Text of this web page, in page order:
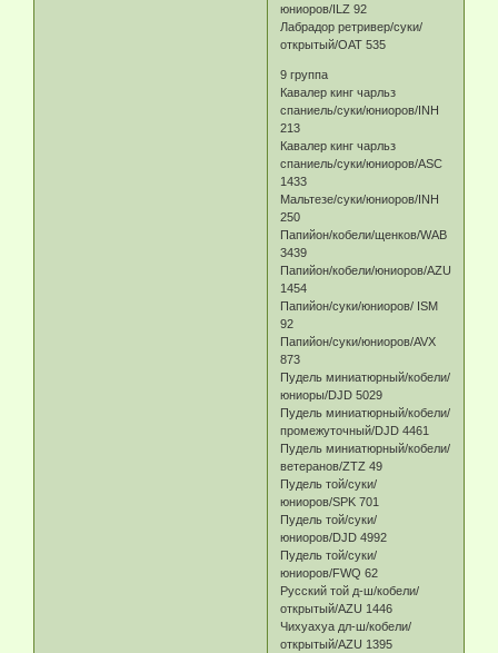
юниоров/ILZ 92
Лабрадор ретривер/суки/
открытый/OAT 535
9 группа
Кавалер кинг чарльз
спаниель/суки/юниоров/INH
213
Кавалер кинг чарльз
спаниель/суки/юниоров/ASC
1433
Мальтезе/суки/юниоров/INH
250
Папийон/кобели/щенков/WAB
3439
Папийон/кобели/юниоров/AZU
1454
Папийон/суки/юниоров/ ISM
92
Папийон/суки/юниоров/AVX
873
Пудель миниатюрный/кобели/
юниоры/DJD 5029
Пудель миниатюрный/кобели/
промежуточный/DJD 4461
Пудель миниатюрный/кобели/
ветеранов/ZTZ 49
Пудель той/суки/
юниоров/SPK 701
Пудель той/суки/
юниоров/DJD 4992
Пудель той/суки/
юниоров/FWQ 62
Русский той д-ш/кобели/
открытый/AZU 1446
Чихуахуа дл-ш/кобели/
открытый/AZU 1395